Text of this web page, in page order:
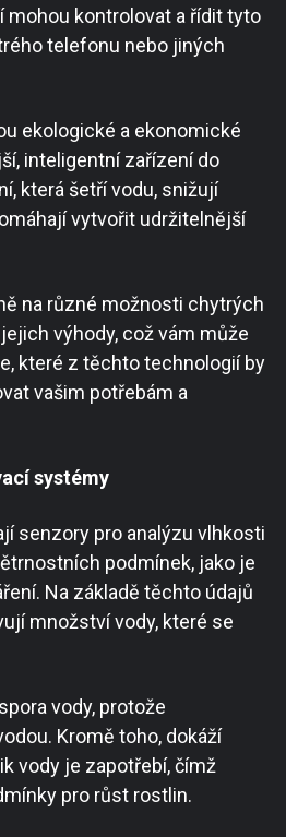
mohou kontrolovat a řídit tyto
telefonu nebo jiných
ekologické a ekonomické
inteligentní zařízení do
která šetří vodu, snižují
vytvořit udržitelnější
na různé možnosti chytrých
výhody, což vám může
které z těchto technologií by
vašim potřebám a
systémy
senzory pro analýzu vlhkosti
podmínek, jako je
Na základě těchto údajů
množství vody, které se
vody, protože
Kromě toho, dokáží
vody je zapotřebí, čímž
pro růst rostlin.